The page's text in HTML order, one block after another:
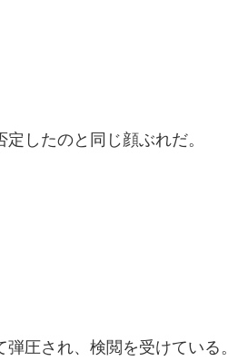
したのと同じ顔ぶれだ。
圧され、検閲を受けている。